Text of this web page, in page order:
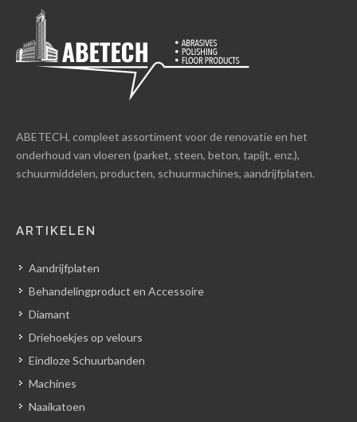
ABETECH, compleet assortiment voor de renovatie en het
onderhoud van vloeren (parket, steen, beton, tapijt, enz.),
schuurmiddelen, producten, schuurmachines, aandrijfplaten.
ARTIKELEN
Aandrijfplaten
Behandelingproduct en Accessoire
Diamant
Driehoekjes op velours
Eindloze Schuurbanden
Machines
Naaikatoen